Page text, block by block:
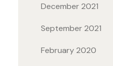
December 2021
September 2021
February 2020